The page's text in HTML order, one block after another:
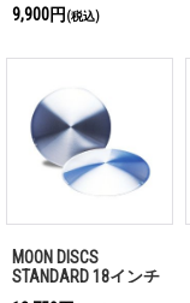
9,900円 (税込)
MOON DISCS
STANDARD 18インチ